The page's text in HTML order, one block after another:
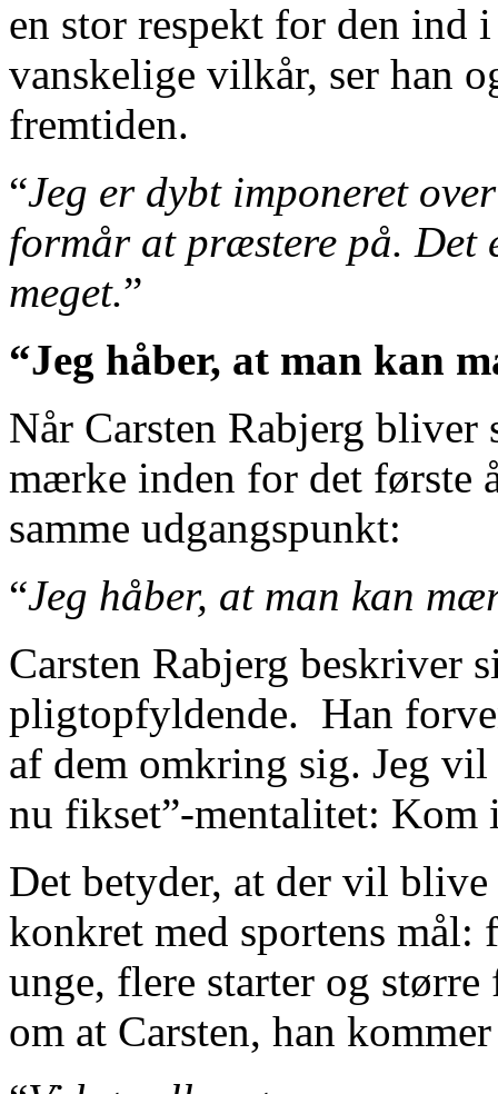
en stor respekt for den ind
vanskelige vilkår, ser han
fremtiden.
“Jeg er dybt imponeret
formår at præstere på.
meget.”
“Jeg håber, at man kan
Når Carsten Rabjerg bliver
mærke inden for det første
samme udgangspunkt:
“Jeg håber, at man kan
Carsten Rabjerg beskriver
pligtopfyldende. Han
af dem omkring sig. Jeg vil
nu fikset”-mentalitet: Kom
Det betyder, at der vil
konkret med sportens mål:
unge, flere starter og
om at Carsten, han